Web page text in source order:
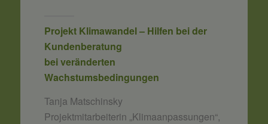
Projekt Klimawandel – Hilfen bei der
Kundenberatung
bei veränderten
Wachstumsbedingungen
Tanja Matschinsky
Projektmitarbeiterin „Klimaanpassungen“,